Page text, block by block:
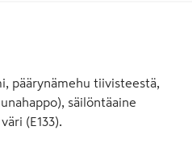
päärynämehu tiivisteestä,
säilöntäaine
(E133).